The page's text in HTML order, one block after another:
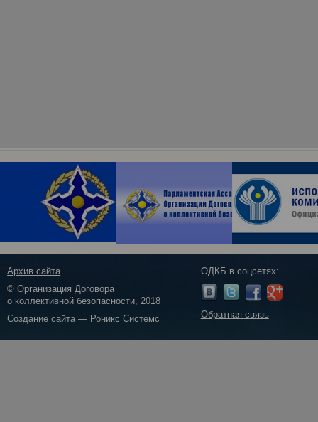
Архив сайта
© Организация Договора
о коллективной безопасности, 2018
Создание сайта — Роникс Системс
ОДКБ в соцсетях:
Обратная связь